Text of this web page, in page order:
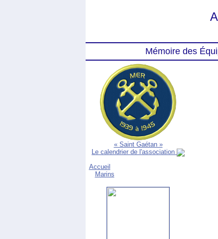
Mémoire des
« Saint Gaétan »
Le calendrier de l'association
Accueil
Marins